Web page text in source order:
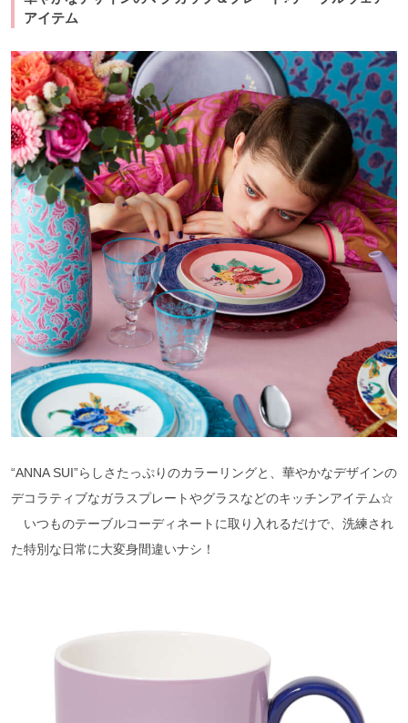
アイテム
“ANNA SUI”らしさたっぷりのカラーリングと、華やかなデザインの
デコラティブなガラスプレートやグラスなどのキッチンアイテム☆
いつものテーブルコーディネートに取り入れるだけで、洗練され
た特別な日常に大変身間違いナシ！